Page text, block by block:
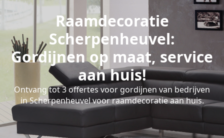
Raamdecoratie
Scherpenheuvel:
Gordijnen op maat, service
aan huis!
Ontvang tot 3 offertes voor gordijnen van bedrijven
in Scherpenheuvel voor raamdecoratie aan huis.